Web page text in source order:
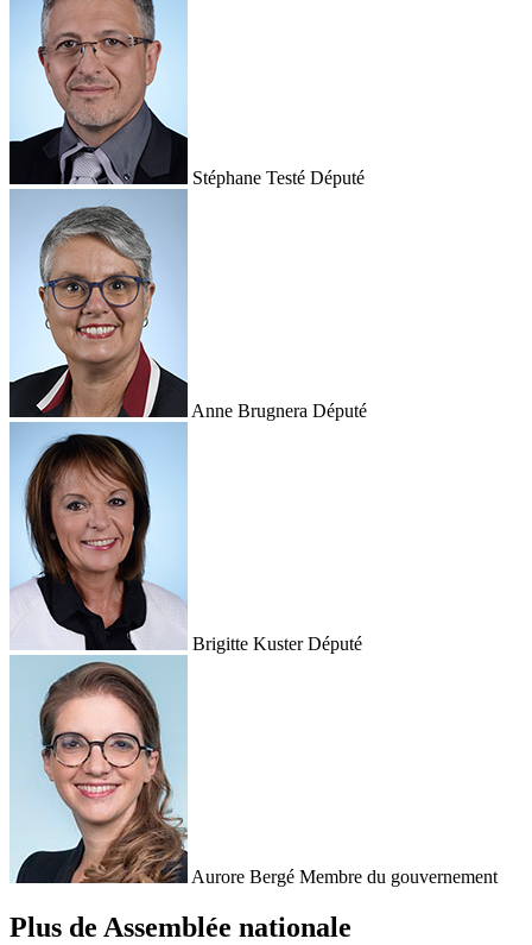
Stéphane Testé Député
Anne Brugnera Député
Brigitte Kuster Député
Aurore Bergé Membre du gouvernement
Plus de Assemblée nationale